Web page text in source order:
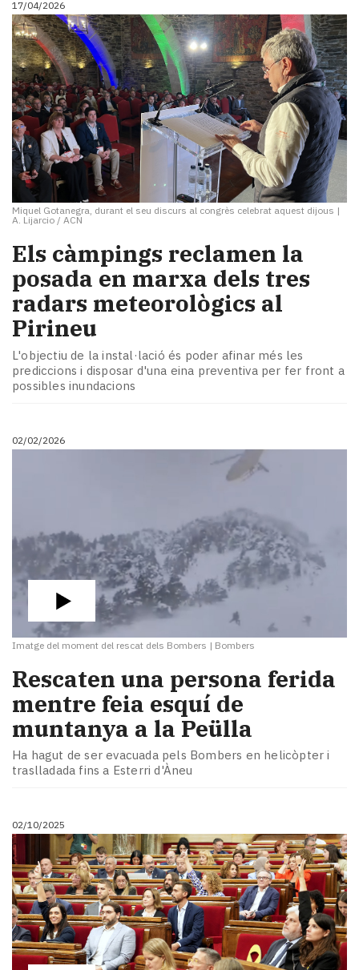
i
turisme
Cultura
Esports
Mai
tant!
TV
i
mitjans
El
temps
Reportatges
Enquestes
A
escena!
Dis
la
Subscriptors
La
Pallars
Contingut
llegit...
Editorial
17/04/2026
Miquel Gotanegra, durant el seu discurs al congrès celebrat aquest dijous |
A. Lijarcio / ACN
Els càmpings reclamen la
posada en marxa dels tres
radars meteorològics al
Pirineu
L'objectiu de la instal·lació és poder afinar més les
prediccions i disposar d'una eina preventiva per fer front a
possibles inundacions
02/02/2026
Imatge del moment del rescat dels Bombers | Bombers
Rescaten una persona ferida
mentre feia esquí de
muntanya a la Peülla
Ha hagut de ser evacuada pels Bombers en helicòpter i
traslladada fins a Esterri d'Àneu
02/10/2025